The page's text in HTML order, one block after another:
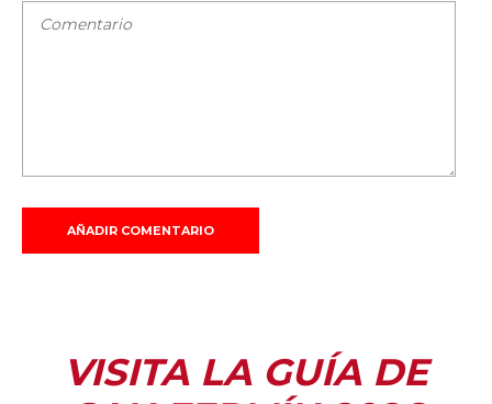
VISITA LA GUÍA DE